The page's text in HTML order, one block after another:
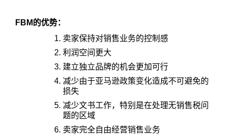
FBM的优势：
卖家保持对销售业务的控制感
利润空间更大
建立独立品牌的机会更加可行
减少由于亚马逊政策变化造成不可避免的
损失
减少文书工作，特别是在处理无销售税问
题的区域
卖家完全自由经营销售业务